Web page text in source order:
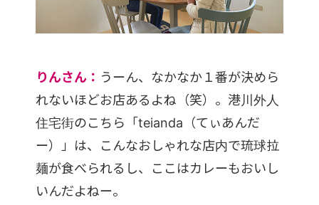
りんさん： うーん、なかなか１番が決めら
れないほどお店あるよね（笑）。港川外人
住宅街のこちら「teianda（てぃあんだ
ー）」は、こんなおしゃれな店内で琉球拉
麺が食べられるし、ここはカレーもおいし
いんだよねー。